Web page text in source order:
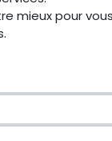
mieux pour